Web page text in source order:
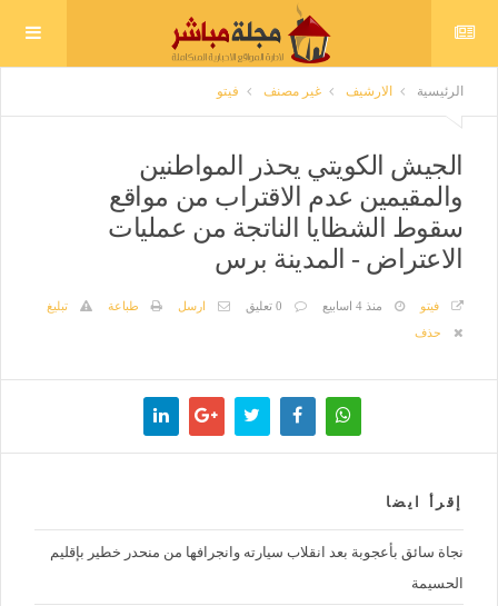
الرئيسية الارشيف غير مصنف فيتو
الجيش الكويتي يحذر المواطنين
والمقيمين عدم الاقتراب من مواقع
سقوط الشظايا الناتجة من عمليات
الاعتراض - المدينة برس
فيتو منذ 4 اسابيع 0 تعليق ارسل طباعة
تبليغ
حذف
إقرأ ايضا
نجاة سائق بأعجوبة بعد انقلاب سيارته وانجرافها من منحدر خطير بإقليم
الحسيمة